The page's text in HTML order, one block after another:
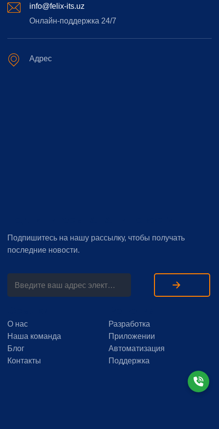
info@felix-its.uz
Онлайн-поддержка 24/7
Адрес
Подпишитесь на нашу рассылку, чтобы получать
последние новости.
О нас
Наша команда
Блог
Контакты
Разработка
Приложении
Автоматизация
Поддержка